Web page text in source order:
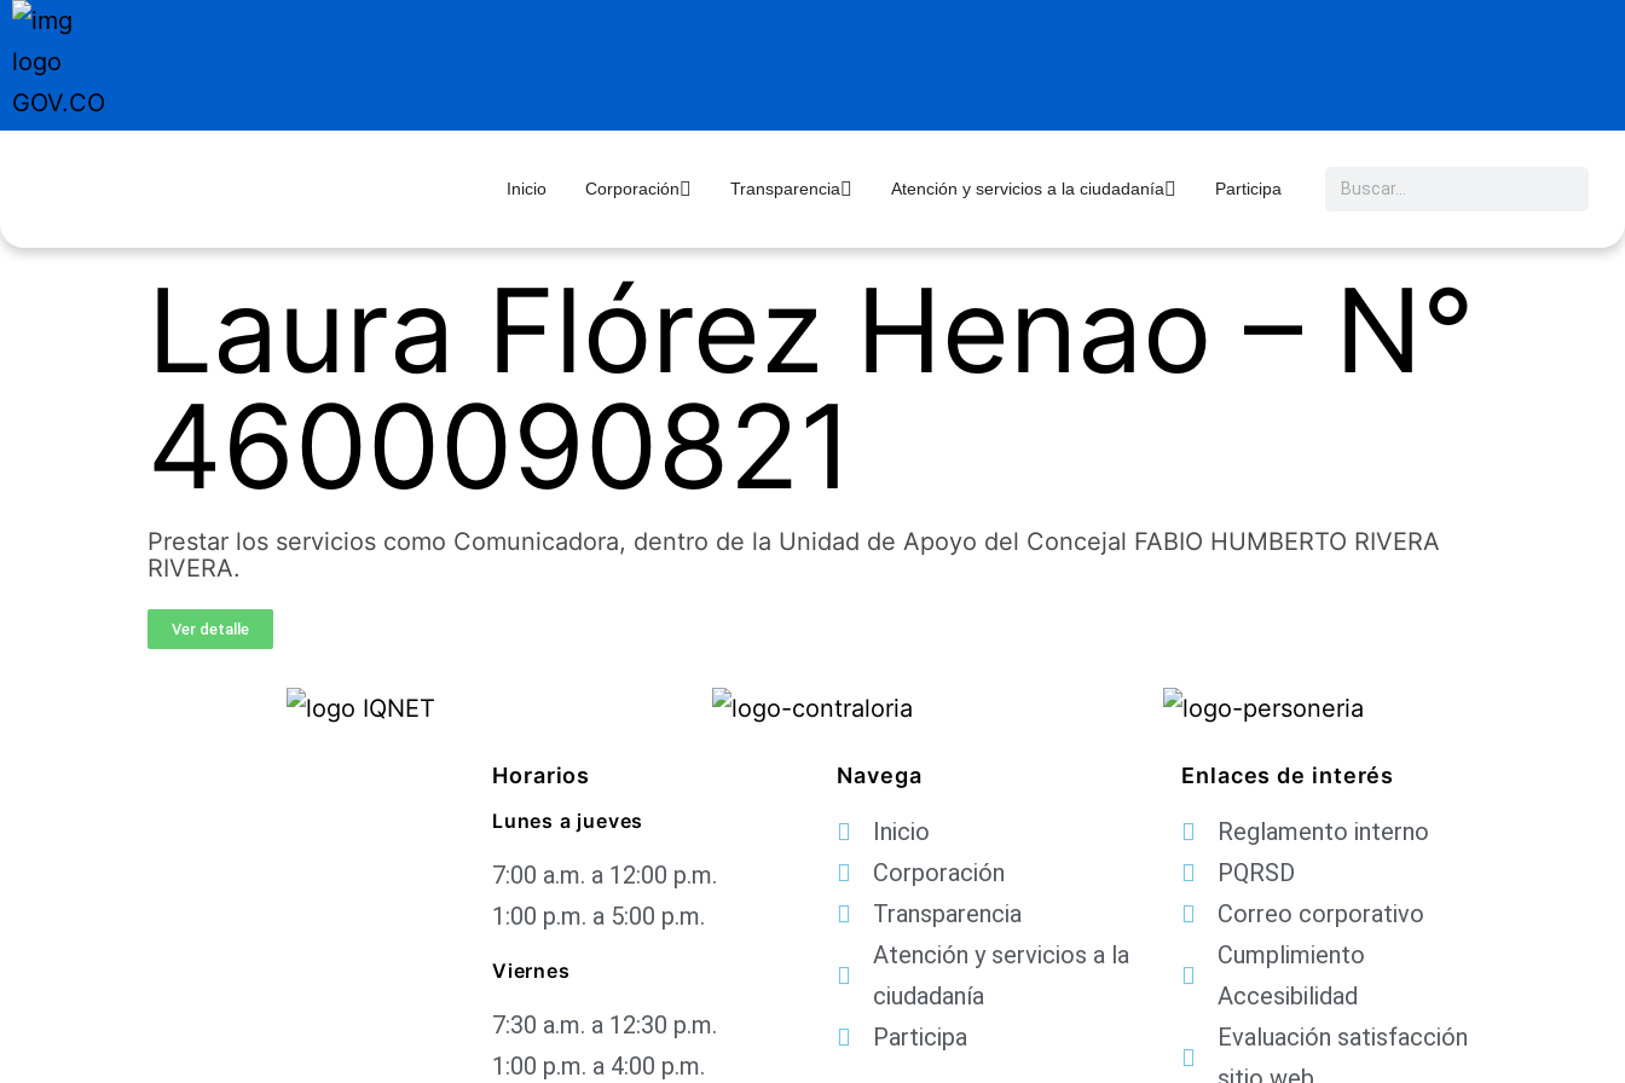
Inicio Corporación Transparencia Atención y servicios a la ciudadanía Participa
Laura Flórez Henao – N°
4600090821
Prestar los servicios como Comunicadora, dentro de la Unidad de Apoyo del Concejal FABIO HUMBERTO RIVERA
RIVERA.
Ver detalle
Horarios
Lunes a jueves
7:00 a.m. a 12:00 p.m.
1:00 p.m. a 5:00 p.m.
Viernes
7:30 a.m. a 12:30 p.m.
1:00 p.m. a 4:00 p.m.
Navega
Inicio
Corporación
Transparencia
Atención y servicios a la
ciudadanía
Participa
Enlaces de interés
Reglamento interno
PQRSD
Correo corporativo
Cumplimiento
Accesibilidad
Evaluación satisfacción